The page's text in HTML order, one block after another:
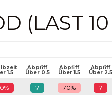
(LAST
1.5
Abpfiff
Über 0.5
Abpfiff
Über 1.5
Abpfiff
Über 2.5
? 70% ?